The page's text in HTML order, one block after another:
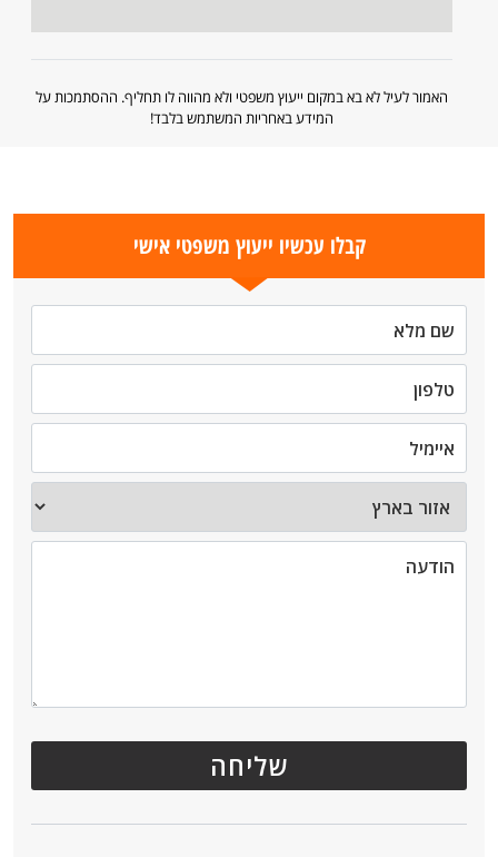
האמור לעיל לא בא במקום ייעוץ משפטי ולא מהווה לו תחליף. ההסתמכות על
המידע באחריות המשתמש בלבד!
קבלו עכשיו ייעוץ משפטי אישי